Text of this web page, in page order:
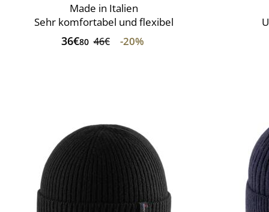
Made in Italien
Sehr komfortabel und flexibel
36€80 46€ -20%